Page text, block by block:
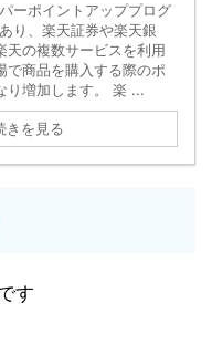
ーポイントアッププログ
り、楽天証券や楽天銀
天の複数サービスを利用
で商品を購入する際のポ
り増加します。 楽 ...
きを見る
す